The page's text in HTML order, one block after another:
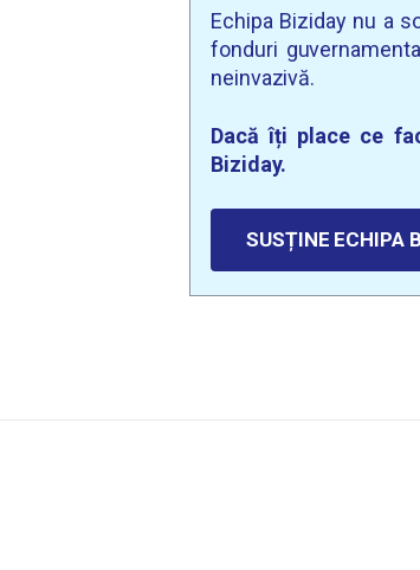
Echipa Biziday nu a
fonduri
neinvazivă.
Dacă îți place ce
Biziday.
SUSȚINE ECHIPA